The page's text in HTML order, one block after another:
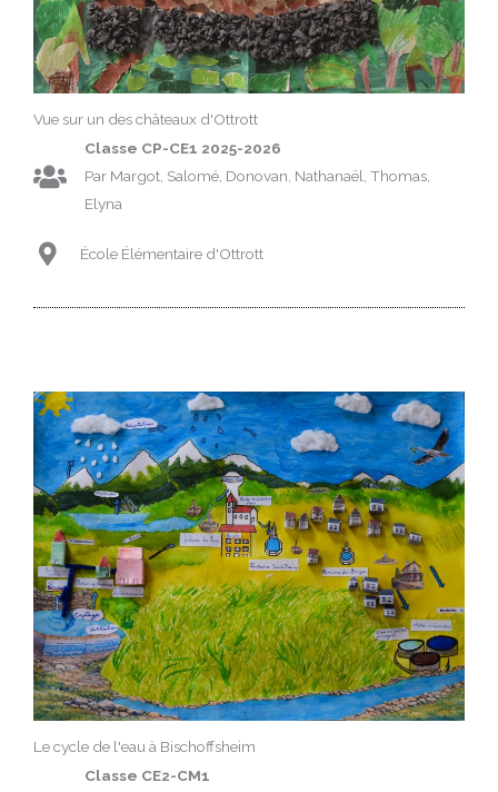
Vue sur un des châteaux d'Ottrott
Classe CP-CE1 2025-2026
Par Margot, Salomé, Donovan, Nathanaël, Thomas,
Elyna
École Élémentaire d'Ottrott
Le cycle de l'eau à Bischoffsheim
Classe CE2-CM1